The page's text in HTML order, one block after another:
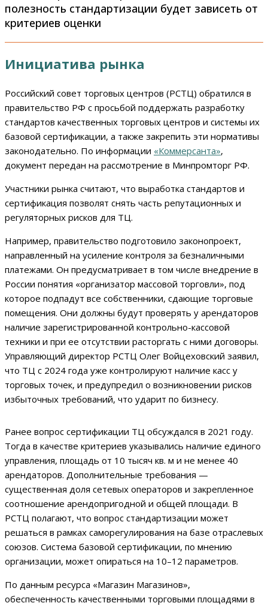
полезность стандартизации будет зависеть от
критериев оценки
Инициатива рынка
Российский совет торговых центров (РСТЦ) обратился в
правительство РФ с просьбой поддержать разработку
стандартов качественных торговых центров и системы их
базовой сертификации, а также закрепить эти нормативы
законодательно. По информации «Коммерсанта»,
документ передан на рассмотрение в Минпромторг РФ.
Участники рынка считают, что выработка стандартов и
сертификация позволят снять часть репутационных и
регуляторных рисков для ТЦ.
Например, правительство подготовило законопроект,
направленный на усиление контроля за безналичными
платежами. Он предусматривает в том числе внедрение в
России понятия «организатор массовой торговли», под
которое подпадут все собственники, сдающие торговые
помещения. Они должны будут проверять у арендаторов
наличие зарегистрированной контрольно-кассовой
техники и при ее отсутствии расторгать с ними договоры.
Управляющий директор РСТЦ Олег Войцеховский заявил,
что ТЦ с 2024 года уже контролируют наличие касс у
торговых точек, и предупредил о возникновении рисков
избыточных требований, что ударит по бизнесу.
Ранее вопрос сертификации ТЦ обсуждался в 2021 году.
Тогда в качестве критериев указывались наличие единого
управления, площадь от 10 тысяч кв. м и не менее 40
арендаторов. Дополнительные требования —
существенная доля сетевых операторов и закрепленное
соотношение арендопригодной и общей площади. В
РСТЦ полагают, что вопрос стандартизации может
решаться в рамках саморегулирования на базе отраслевых
союзов. Система базовой сертификации, по мнению
организации, может опираться на 10–12 параметров.
По данным ресурса «Магазин Магазинов»,
обеспеченность качественными торговыми площадями в